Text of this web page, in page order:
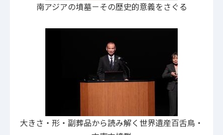
南アジアの墳墓－その歴史的意義をさぐる
大きさ・形・副葬品から読み解く世界遺産百舌鳥・